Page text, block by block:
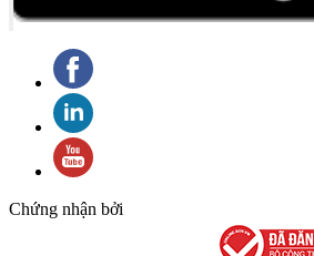
Chứng nhận bởi